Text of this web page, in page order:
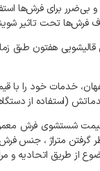
و بی‌ضرر برای فرش‌ها
فرش‌هاتحت تاثیر
قالیشویی هفتون طبق
خدمات خود را با
(استفاده از دستگاه
شستشوی فرش
گرفتن متراژ ، جنس فرش
از طریق اتحادیه و